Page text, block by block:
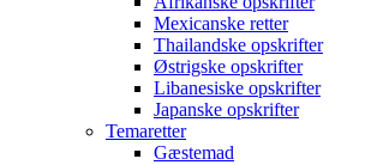
Mexicanske retter
Thailandske opskrifter
Østrigske opskrifter
Libanesiske opskrifter
Japanske opskrifter
Temaretter
Gæstemad